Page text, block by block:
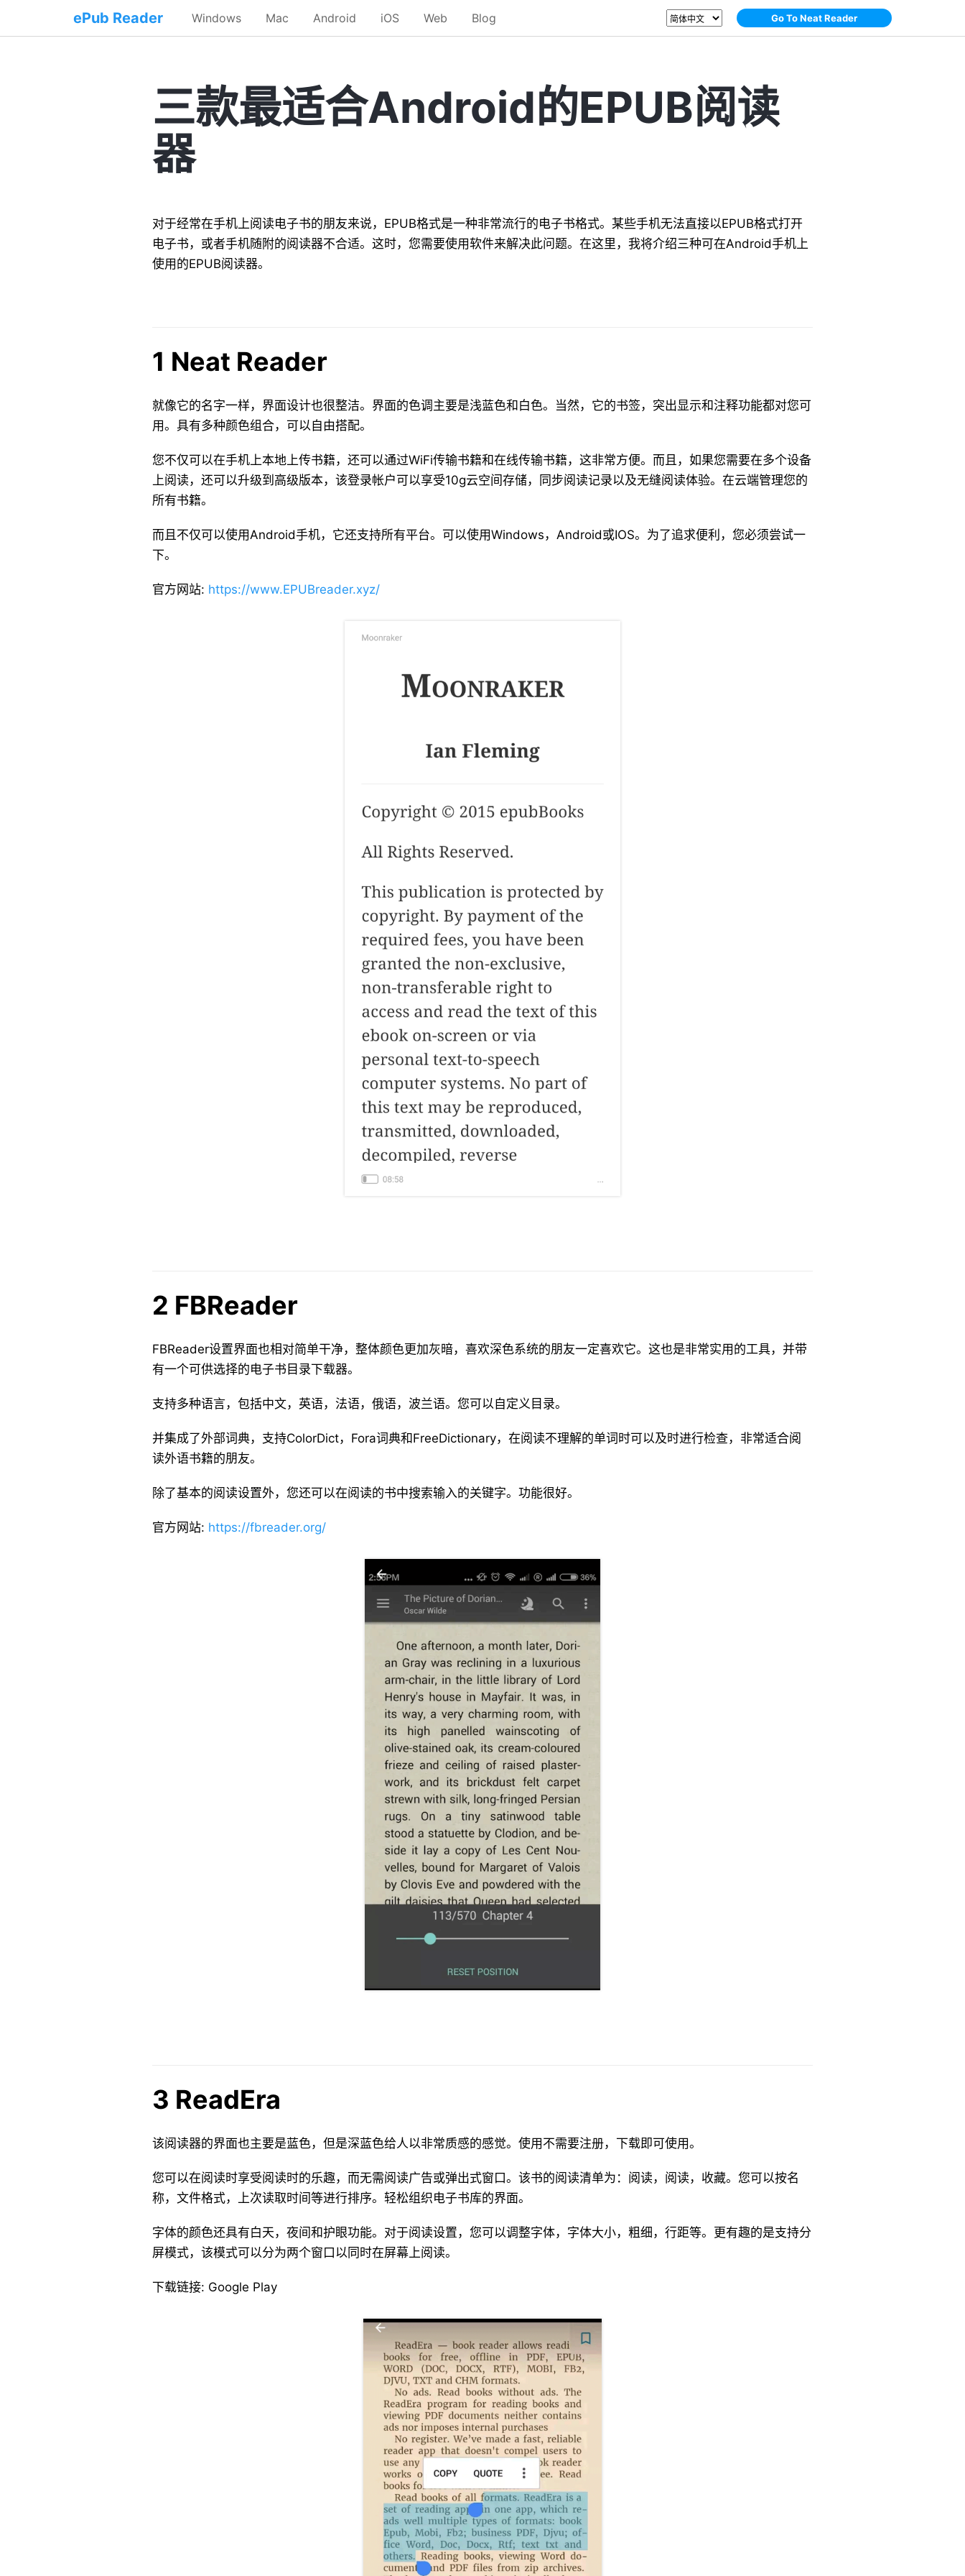
ePub Reader Windows Mac Android iOS Web Blog Go To Neat Reader
三款最适合Android的EPUB阅读
器
对于经常在手机上阅读电子书的朋友来说，EPUB格式是一种非常流行的电子书格式。某些手机无法直接以EPUB格式打开
电子书，或者手机随附的阅读器不合适。这时，您需要使用软件来解决此问题。在这里，我将介绍三种可在Android手机上
使用的EPUB阅读器。
1 Neat Reader
就像它的名字一样，界面设计也很整洁。界面的色调主要是浅蓝色和白色。当然，它的书签，突出显示和注释功能都对您可
用。具有多种颜色组合，可以自由搭配。
您不仅可以在手机上本地上传书籍，还可以通过WiFi传输书籍和在线传输书籍，这非常方便。而且，如果您需要在多个设备
上阅读，还可以升级到高级版本，该登录帐户可以享受10g云空间存储，同步阅读记录以及无缝阅读体验。在云端管理您的
所有书籍。
而且不仅可以使用Android手机，它还支持所有平台。可以使用Windows，Android或IOS。为了追求便利，您必须尝试一
下。
官方网站: https://www.EPUBreader.xyz/
2 FBReader
FBReader设置界面也相对简单干净，整体颜色更加灰暗，喜欢深色系统的朋友一定喜欢它。这也是非常实用的工具，并带
有一个可供选择的电子书目录下载器。
支持多种语言，包括中文，英语，法语，俄语，波兰语。您可以自定义目录。
并集成了外部词典，支持ColorDict，Fora词典和FreeDictionary，在阅读不理解的单词时可以及时进行检查，非常适合阅
读外语书籍的朋友。
除了基本的阅读设置外，您还可以在阅读的书中搜索输入的关键字。功能很好。
官方网站: https://fbreader.org/
3 ReadEra
该阅读器的界面也主要是蓝色，但是深蓝色给人以非常质感的感觉。使用不需要注册，下载即可使用。
您可以在阅读时享受阅读时的乐趣，而无需阅读广告或弹出式窗口。该书的阅读清单为：阅读，阅读，收藏。您可以按名
称，文件格式，上次读取时间等进行排序。轻松组织电子书库的界面。
字体的颜色还具有白天，夜间和护眼功能。对于阅读设置，您可以调整字体，字体大小，粗细，行距等。更有趣的是支持分
屏模式，该模式可以分为两个窗口以同时在屏幕上阅读。
下载链接: Google Play